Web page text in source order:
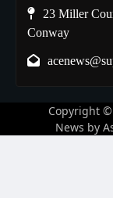
23 Miller
Conway
Copyright
News by